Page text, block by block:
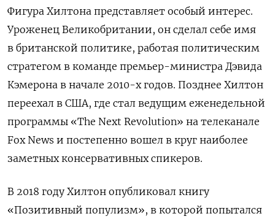
Фигура Хилтона представляет особый интерес.
Уроженец Великобритании, он сделал себе имя
в британской политике, работая политическим
стратегом в команде премьер-министра Дэвида
Кэмерона в начале 2010-х годов. Позднее Хилтон
переехал в США, где стал ведущим еженедельной
программы «The Next Revolution» на телеканале
Fox News и постепенно вошел в круг наиболее
заметных консервативных спикеров.
В 2018 году Хилтон опубликовал книгу
«Позитивный популизм», в которой попытался